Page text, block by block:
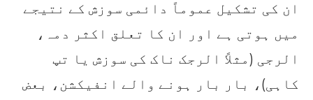
ان کی تشکیل عموماً دائمی سوزش کے نتیجے
میں ہوتی ہے اور ان کا تعلق اکثر دمہ،
الرجی (مثلاً الرجک ناک کی سوزش یا تپ
کاہی)، بار بار ہونے والے انفیکشن، بعض